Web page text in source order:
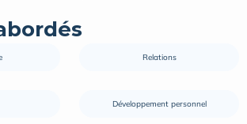
Relations
Développement personnel